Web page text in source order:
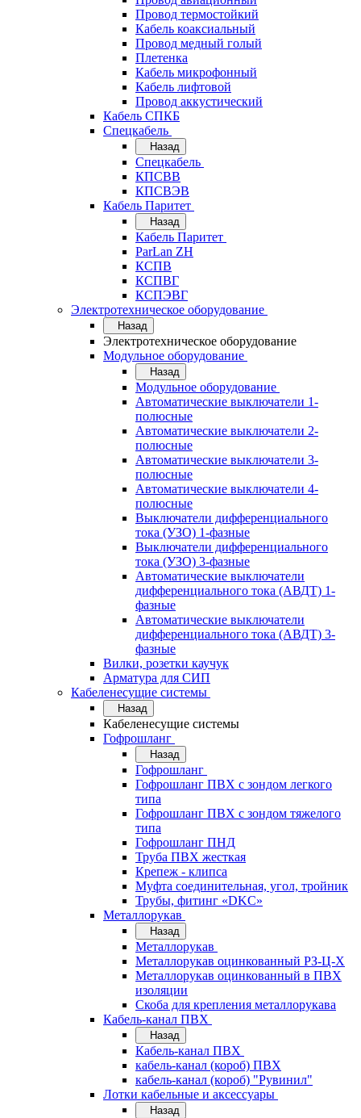
Провод термостойкий
Кабель коаксиальный
Провод медный голый
Плетенка
Кабель микрофонный
Кабель лифтовой
Провод аккустический
Кабель СПКБ
Спецкабель
Назад
Спецкабель
КПСВВ
КПСВЭВ
Кабель Паритет
Назад
Кабель Паритет
ParLan ZH
КСПВ
КСПВГ
КСПЭВГ
Электротехническое оборудование
Назад
Электротехническое оборудование
Модульное оборудование
Назад
Модульное оборудование
Автоматические выключатели 1-
полюсные
Автоматические выключатели 2-
полюсные
Автоматические выключатели 3-
полюсные
Автоматические выключатели 4-
полюсные
Выключатели дифференциального
тока (УЗО) 1-фазные
Выключатели дифференциального
тока (УЗО) 3-фазные
Автоматические выключатели
дифференциального тока (АВДТ) 1-
фазные
Автоматические выключатели
дифференциального тока (АВДТ) 3-
фазные
Вилки, розетки каучук
Арматура для СИП
Кабеленесущие системы
Назад
Кабеленесущие системы
Гофрошланг
Назад
Гофрошланг
Гофрошланг ПВХ с зондом легкого
типа
Гофрошланг ПВХ с зондом тяжелого
типа
Гофрошланг ПНД
Труба ПВХ жесткая
Крепеж - клипса
Муфта соединительная, угол, тройник
Трубы, фитинг «DKC»
Металлорукав
Назад
Металлорукав
Металлорукав оцинкованный РЗ-Ц-Х
Металлорукав оцинкованный в ПВХ
изоляции
Скоба для крепления металлорукава
Кабель-канал ПВХ
Назад
Кабель-канал ПВХ
кабель-канал (короб) ПВХ
кабель-канал (короб) "Рувинил"
Лотки кабельные и аксессуары
Назад